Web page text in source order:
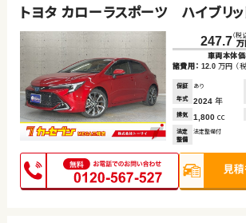
トヨタ カローラスポーツ ハイブリッ
247.7（税
車両本体
諸費用： 12.0 万円 （
保証 あり
年式
2024 年
排気 1,800 cc
法定
整備
法定整備付